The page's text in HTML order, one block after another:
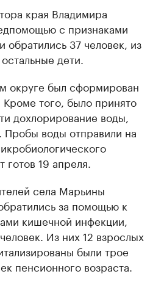
края Владимира
с признаками
37 человек, из
дети.
округе был сформирован
того, было принято
дохлорирование воды,
Пробы воды отправили на
готов 19 апреля.
села Марьины
за помощью к
кишечной инфекции,
Из них 12 взрослых
были трое
пенсионного возраста.